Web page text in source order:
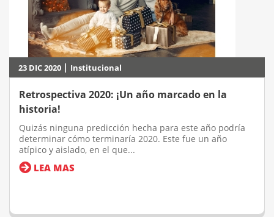
23 DIC 2020 | Institucional
Retrospectiva 2020: ¡Un año marcado en la
historia!
Quizás ninguna predicción hecha para este año podría
determinar cómo terminaría 2020. Este fue un año
atípico y aislado, en el que...
LEA MAS